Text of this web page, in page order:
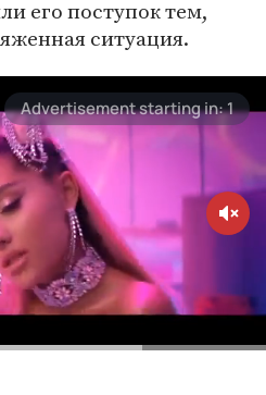
его поступок тем,
ситуация.